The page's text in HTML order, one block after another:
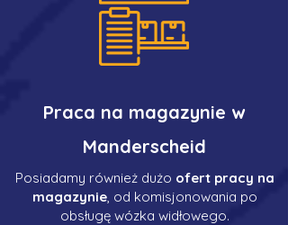
Praca na magazynie w
Manderscheid
Posiadamy również dużo ofert pracy na
magazynie, od komisjonowania po
obsługę wózka widłowego.